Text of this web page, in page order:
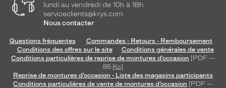
lundi au vendredi de 10h à 18h.
serviceclients@krys.com
Nous contacter
Questions fréquentes
Commandes - Retours - Remboursement
Conditions des offres sur le site
Conditions générales de vente
Conditions particulières de reprise de montures d’occasion [PDF —
86 Ko]
Reprise de montures d’occasion - Liste des magasins participants
Conditions particulières de vente de montures d’occasion [PDF —